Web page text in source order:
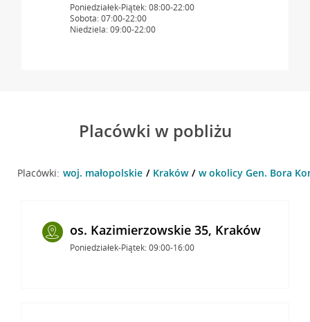
Poniedziałek-Piątek: 08:00-22:00
Sobota: 07:00-22:00
Niedziela: 09:00-22:00
Placówki w pobliżu
Placówki: woj. małopolskie Kraków w okolicy Gen. Bora
os. Kazimierzowskie 35, Kraków
Poniedziałek-Piątek: 09:00-16:00